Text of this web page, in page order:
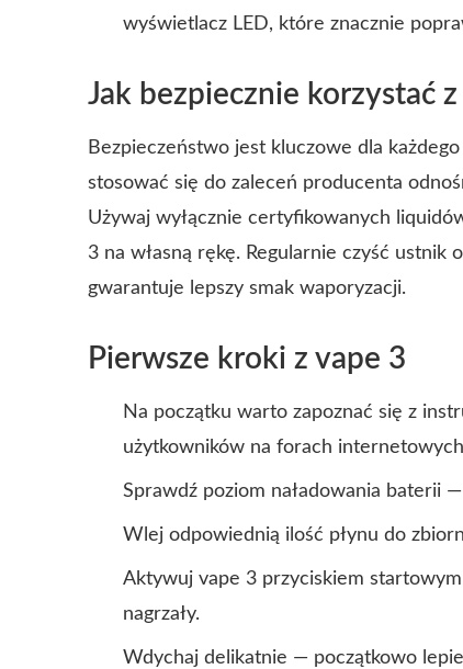
wyświetlacz LED, które znacznie
Jak bezpiecznie korzystać z
Bezpieczeństwo jest kluczowe dla
stosować się do zaleceń producenta
Używaj wyłącznie certyfikowanych
3 na własną rękę. Regularnie czyść ustnik
gwarantuje lepszy smak waporyzacji.
Pierwsze kroki z vape 3
Na początku warto zapoznać się z
użytkowników na forach
Sprawdź poziom naładowania baterii
Wlej odpowiednią ilość płynu do
Aktywuj vape 3 przyciskiem
nagrzały.
Wdychaj delikatnie — początkowo